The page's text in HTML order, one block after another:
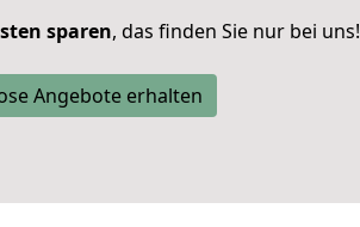
sparen, das finden Sie nur bei uns!
Angebote erhalten